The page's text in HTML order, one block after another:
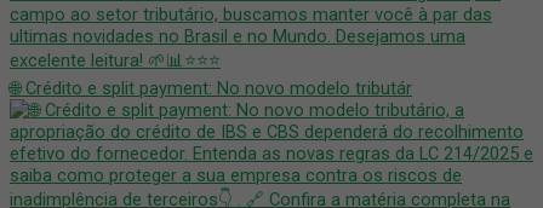
🌐 Crédito e split payment: No novo modelo tributár